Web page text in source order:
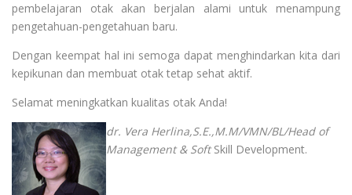
pembelajaran otak akan berjalan alami untuk menampung
pengetahuan-pengetahuan baru.
Dengan keempat hal ini semoga dapat menghindarkan kita dari
kepikunan dan membuat otak tetap sehat aktif.
Selamat meningkatkan kualitas otak Anda!
dr. Vera Herlina,S.E.,M.M/VMN/BL/Head of
Management & SoftSkill Development.